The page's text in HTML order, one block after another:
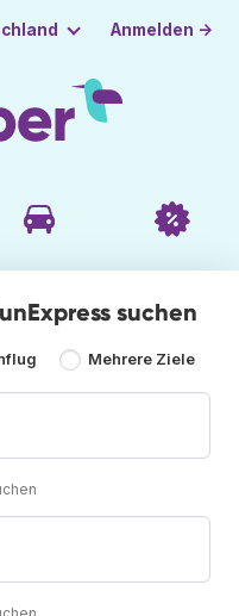
Anmelden →
suchen
Mehrere Ziele